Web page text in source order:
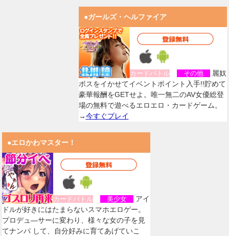
●ガールズ・ヘルファイア
カードバトル その他
麗奴
ボスをイかせてイベントポイント入手!!貯めて
豪華報酬をGETせよ。唯一無二のAV女優総登
場の無料で遊べるエロエロ・カードゲーム。
→今すぐプレイ
●エロかわマスター！
カードバトル 美少女
アイ
ドルが好きにはたまらないスマホエロゲー。
プロデュ―サーに変わり、様々な女の子を見
てナンパ して、自分好みに育てあげていこ